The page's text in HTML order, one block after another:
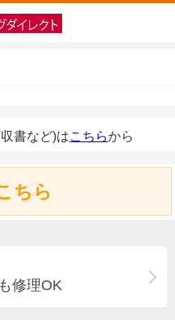
書など)はこちらから
ちら
修理OK